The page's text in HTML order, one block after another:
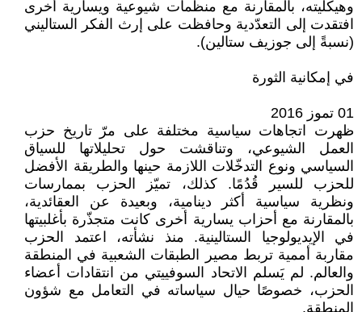
وهيكليته، بالمقارنة مع منظمات شيوعية ويسارية أخرى
افتقدت إلى التعدّدية وحافظت على إرث الفكر الستاليني
(نسبةً إلى جوزيف ستالين).
في إمكانية الثورة
01 تموز 2016
ظهرت اتجاهات سياسية مختلفة على مرّ تاريخ حزب
العمل الشيوعي، وتناقشت حول تحليلاتها للسياق
السياسي ونوع التدخّلات اللازمة حينها والطريقة الأفضل
للحزب للسير قُدُمًا. كذلك، تميّز الحزب بممارسات
ونظرية سياسية أكثر دينامية، وبعيدة عن العقائدية،
بالمقارنة مع أحزاب يسارية أخرى كانت متجذّرة بأغلبيتها
في الإيديولوجيا الستالينية. منذ نشأته، اعتمد الحزب
مقاربة أممية تربط مصير الطبقات الشعبية في المنطقة
والعالم. لم يَسلم الاتحاد السوفييتي من انتقادات أعضاء
الحزب، خصوصًا حيال سياساته في التعامل مع شؤون
المنطقة.